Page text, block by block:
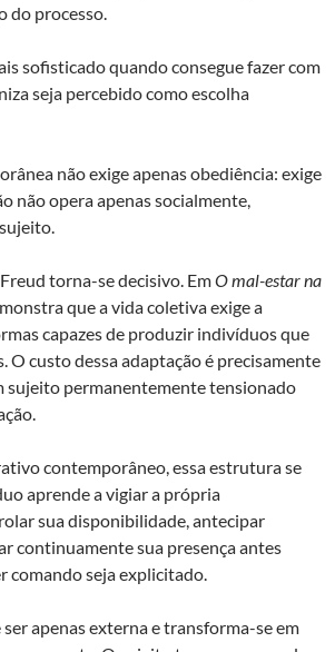
do processo.
sofisticado quando consegue fazer com
seja percebido como escolha
não exige apenas obediência: exige
não opera apenas socialmente,
torna-se decisivo. EmO mal-estar na
que a vida coletiva exige a
capazes de produzir indivíduos que
O custo dessa adaptação é precisamente
sujeito permanentemente tensionado
contemporâneo, essa estrutura se
aprende a vigiar a própria
sua disponibilidade, antecipar
continuamente sua presença antes
comando seja explicitado.
apenas externa e transforma-se em